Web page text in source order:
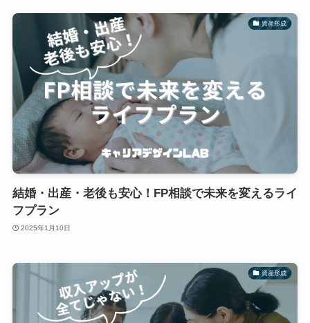
資産形成
結婚・出産・老後も安心！FP相談で未来を変えるライ
フプラン
2025年1月10日
資産形成